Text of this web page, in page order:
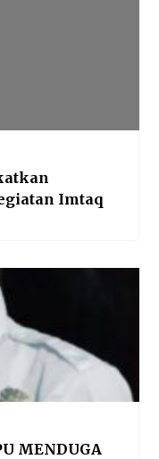
Imtaq
MENDUGA